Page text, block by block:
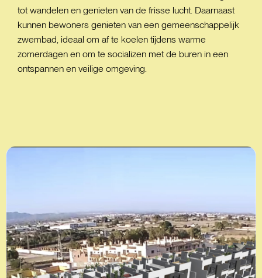
tot wandelen en genieten van de frisse lucht. Daarnaast
kunnen bewoners genieten van een gemeenschappelijk
zwembad, ideaal om af te koelen tijdens warme
zomerdagen en om te socializen met de buren in een
ontspannen en veilige omgeving.